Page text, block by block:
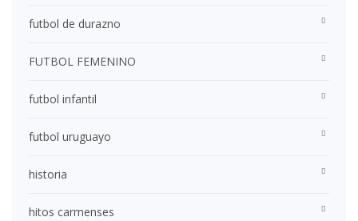
futbol de durazno
FUTBOL FEMENINO
futbol infantil
futbol uruguayo
historia
hitos carmenses